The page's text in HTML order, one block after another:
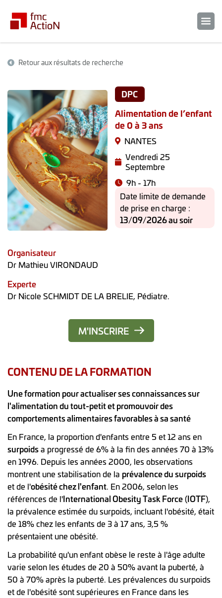
Retour aux résultats de recherche
DPC
Alimentation de l’enfant
de 0 à 3 ans
NANTES
Vendredi 25
Septembre
9h - 17h
Date limite de demande
de prise en charge :
13/09/2026 au soir
Organisateur
Dr Mathieu VIRONDAUD
Experte
Dr Nicole SCHMIDT DE LA BRELIE, Pédiatre.
M'INSCRIRE
CONTENU DE LA FORMATION
Une formation pour actualiser ses connaissances sur
l'alimentation du tout-petit et promouvoir des
comportements alimentaires favorables à sa santé
En France, la proportion d'enfants entre 5 et 12 ans en
surpoidsa progressé de 6% à la fin des années 70 à 13%
en 1996. Depuis les années 2000, les observations
montrent une stabilisation de la prévalence du surpoids
et de l'obésité chez l'enfant. En 2006, selon les
références de l'International Obesity Task Force(IOTF),
la prévalence estimée du surpoids, incluant l'obésité, était
de 18% chez les enfants de 3 à 17 ans, 3,5 %
présentaient une obésité.
La probabilité qu'un enfant obèse le reste à l'âge adulte
varie selon les études de 20 à 50% avant la puberté, à
50 à 70% après la puberté. Les prévalences du surpoids
et de l'obésité sont supérieures en France dans les